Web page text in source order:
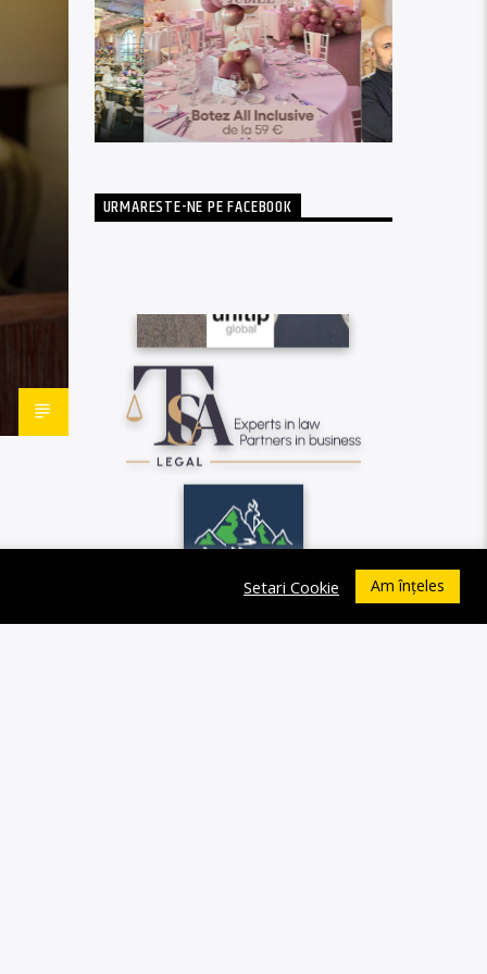
URMARESTE-NE PE FACEBOOK
Setari Cookie Am înțeles